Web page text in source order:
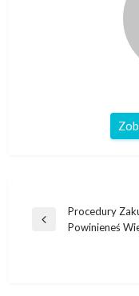
Nawigacja
wpisu
Poprzedni
Procedury
Powinieneś